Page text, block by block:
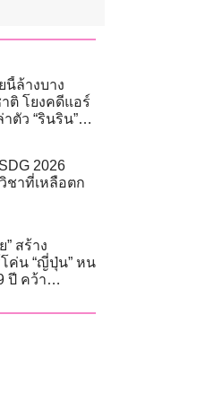
นี้ล้างบาง
ติ โยงคดีแอร์
ตัว “รินริน”
2026
ชาที่เหลือตก
สร้าง
ค่น “ญี่ปุ่น” หน
ปี คว้า